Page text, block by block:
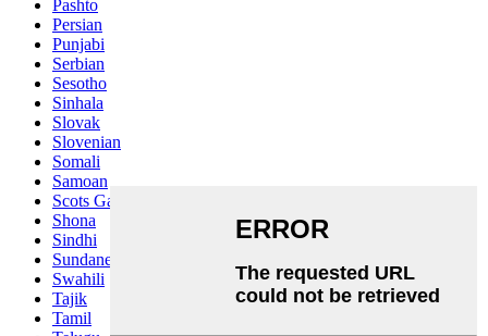
Pashto
Persian
Punjabi
Serbian
Sesotho
Sinhala
Slovak
Slovenian
Somali
Samoan
Scots Gaelic
Shona
Sindhi
Sundanese
Swahili
Tajik
Tamil